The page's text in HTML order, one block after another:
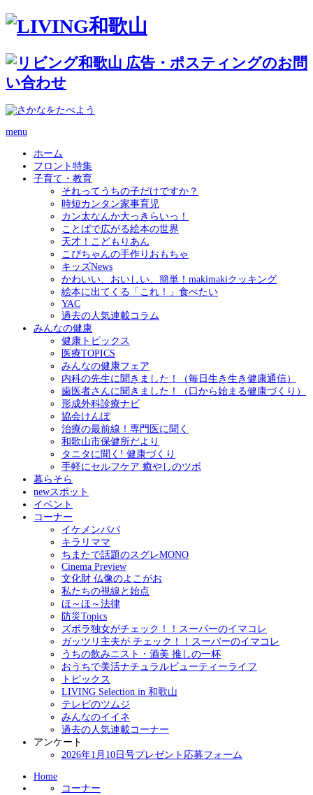
menu
ホーム
フロント特集
子育て・教育
それってうちの子だけですか？
時短カンタン家事育児
カン太なんか大っきらいっ！
ことばで広がる絵本の世界
天才！こどもりあん
こぴちゃんの手作りおもちゃ
キッズNews
かわいい、おいしい、簡単！makimakiクッキング
絵本に出てくる「これ！」食べたい
YAC
過去の人気連載コラム
みんなの健康
健康トピックス
医療TOPICS
みんなの健康フェア
内科の先生に聞きました！（毎日生き生き健康通信）
歯医者さんに聞きました！（口から始まる健康づくり）
形成外科診療ナビ
協会けんぽ
治療の最前線！専門医に聞く
和歌山市保健所だより
タニタに聞く! 健康づくり
手軽にセルフケア 癒やしのツボ
暮らそら
newスポット
イベント
コーナー
イケメンパパ
キラリママ
ちまたで話題のスグレMONO
Cinema Preview
文化財 仏像のよこがお
私たちの視線と始点
ほ～ほ～法律
防災Topics
ズボラ独女がチェック！！スーパーのイマコレ
ガッツリ主夫が チェック！！スーパーのイマコレ
うちの飲みニスト・酒美 推しの一杯
おうちで美活ナチュラルビューティーライフ
トピックス
LIVING Selection in 和歌山
テレビのツムジ
みんなのイイネ
過去の人気連載コーナー
アンケート
2026年1月10日号プレゼント応募フォーム
Home
コーナー